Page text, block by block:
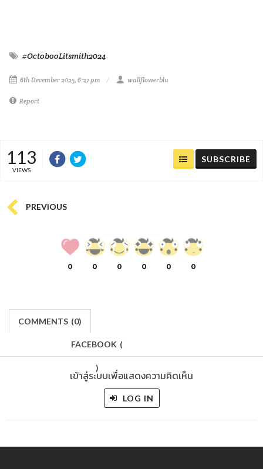
#OctobooLitsmith2024
6th December 2025, 6:27 pm wallflowerblu
Report
113
VIEWS
SUBSCRIBE
PREVIOUS
0 0 0 0 0 0
COMMENTS (0)
FACEBOOK (
)
เข้าสู่ระบบเพื่อแสดงความคิดเห็น
LOG IN